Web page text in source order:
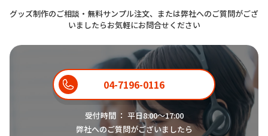
グッズ制作のご相談・無料サンプル注文、または弊社へのご質問がござ
いましたらお気軽にお問合せください
04-7196-0116
受付時間 ： 平日8:00〜17:00
弊社へのご質問がございましたら